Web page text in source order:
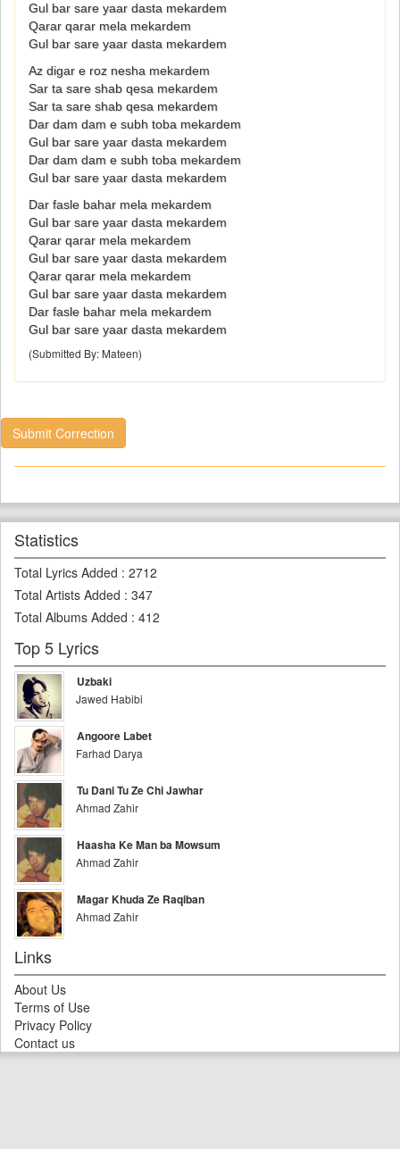
Gul bar sare yaar dasta mekardem
Qarar qarar mela mekardem
Gul bar sare yaar dasta mekardem
Az digar e roz nesha mekardem
Sar ta sare shab qesa mekardem
Sar ta sare shab qesa mekardem
Dar dam dam e subh toba mekardem
Gul bar sare yaar dasta mekardem
Dar dam dam e subh toba mekardem
Gul bar sare yaar dasta mekardem
Dar fasle bahar mela mekardem
Gul bar sare yaar dasta mekardem
Qarar qarar mela mekardem
Gul bar sare yaar dasta mekardem
Qarar qarar mela mekardem
Gul bar sare yaar dasta mekardem
Dar fasle bahar mela mekardem
Gul bar sare yaar dasta mekardem
(Submitted By: Mateen)
Submit Correction
Statistics
Total Lyrics Added : 2712
Total Artists Added : 347
Total Albums Added : 412
Top 5 Lyrics
Uzbaki
Jawed Habibi
Angoore Labet
Farhad Darya
Tu Dani Tu Ze Chi Jawhar
Ahmad Zahir
Haasha Ke Man ba Mowsum
Ahmad Zahir
Magar Khuda Ze Raqiban
Ahmad Zahir
Links
About Us
Terms of Use
Privacy Policy
Contact us